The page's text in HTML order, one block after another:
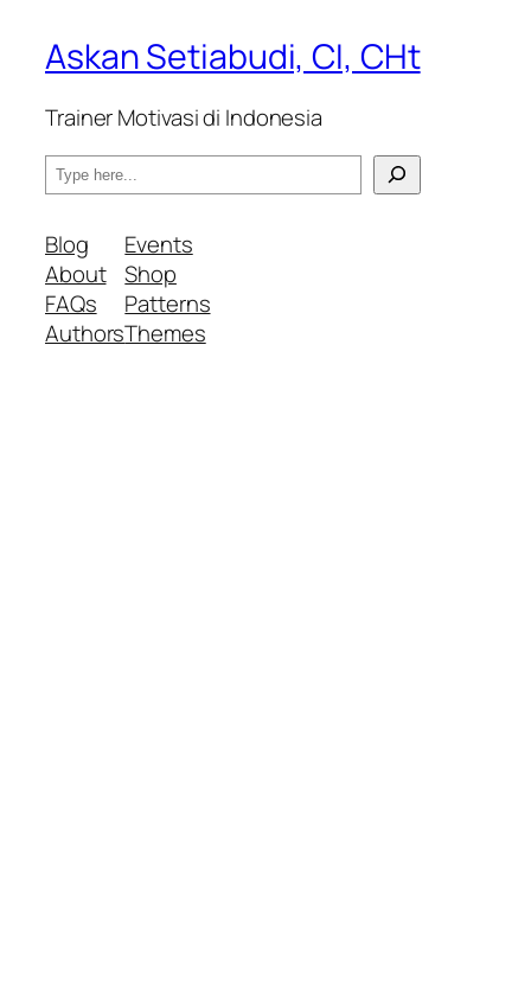
Askan Setiabudi, CI, CHt
Trainer Motivasi di Indonesia
S
e
r
c
h
Blog
About
FAQs
Authors
Events
Shop
Patterns
Themes